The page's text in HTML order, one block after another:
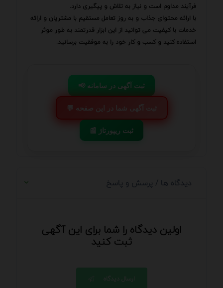
فرآیند مداوم است و نیاز به تلاش و پیگیری دارد.
با ارائه محتوای جذاب و به روز تعامل مستقیم با مشتریان و ارائه
خدمات با کیفیت می توانید از این ابزار قدرتمند به طور موثر
استفاده کنید و کسب و کار خود را به موفقیت برسانید.
📢 ثبت آگهی در سامانه
💬 ثبت آگهی شما در این صفحه
📰 ثبت ریپورتاژ
دیدگاه ها / پرسش و پاسخ
اولین دیدگاه را شما برای این آگهی
ثبت کنید
ارسال دیدگاه